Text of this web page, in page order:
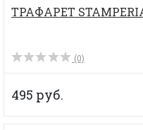
ТРАФАРЕТ
(0)
495 руб.